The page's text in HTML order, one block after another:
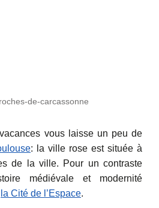
de-carcassonne
vous laisse un peu de
: la ville rose est située à
de la ville. Pour un contraste
médiévale et modernité
la Cité de l’Espace.